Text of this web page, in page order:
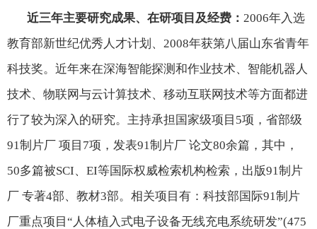
近三年主要研究成果、在研项目及经费： 2006年入选
教育部新世纪优秀人才计划、 2008年获第八届山东省青年
科技奖。近年来在深海智能探测和作业技术、智能机器人
技术、物联网与云计算技术、移动互联网技术等方面都进
行了较为深入的研究。主持承担国家级项目 5项，省部级
91制片厂 项目 7项，发表91制片厂 论文80余篇，其中，
50多篇被SCI、 EI等国际权威检索机构检索，出版91制片
厂 专著4部、教材3部。相关项目有：科技部国际91制片
厂重点项目“人体植入式电子设备无线充电系统研发”(475